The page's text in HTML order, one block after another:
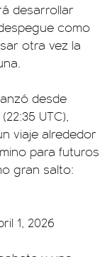
desarrollar
como
otra vez la
desde
UTC),
viaje alrededor
para futuros
gran salto:
1, 2026